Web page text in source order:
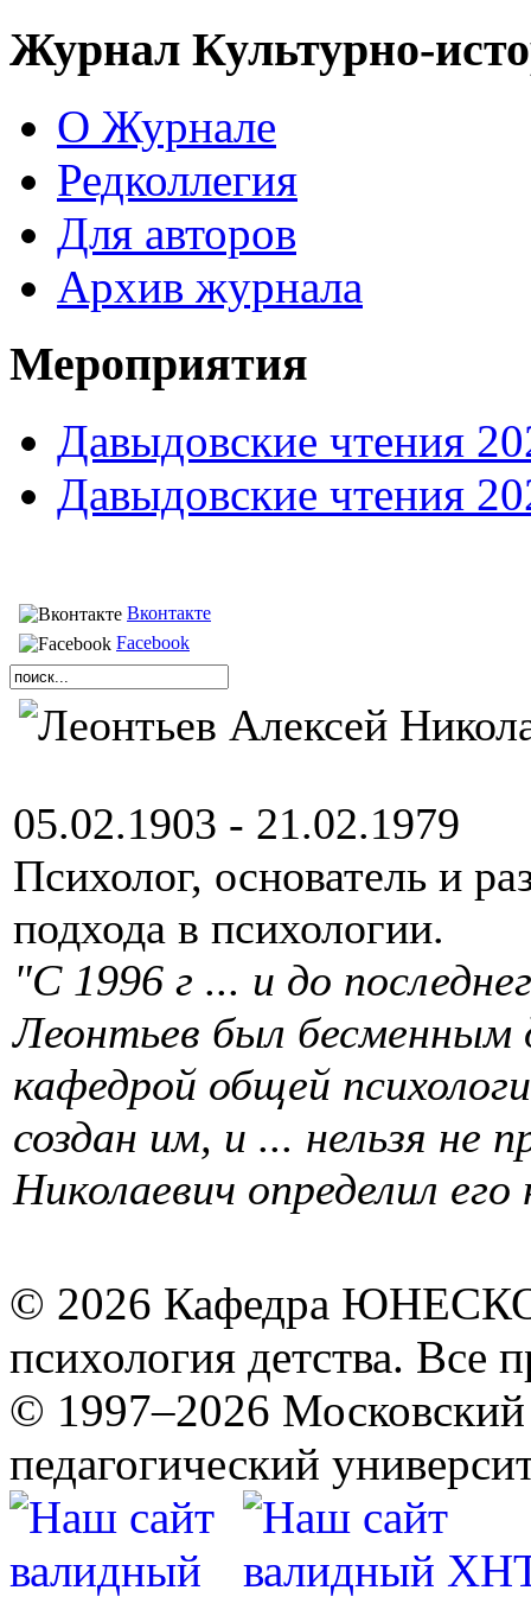
Журнал Культурно-
О Журнале
Редколлегия
Для авторов
Архив журнала
Мероприятия
Давыдовские чтения
Давыдовские чтения
Вконтакте
Facebook
05.02.1903 - 21.02.1979
Психолог, основатель и
подхода в психологии.
"С 1996 г ... и до
Леонтьев был бесменным
кафедрой общей
создан им, и ... нельзя не
Николаевич определил
© 2026 Кафедра ЮНЕСКО
психология детства. Все
© 1997–2026 Московский
педагогический